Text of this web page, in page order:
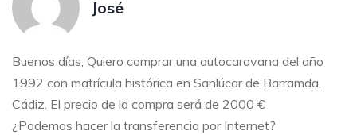
José
Buenos días, Quiero comprar una autocaravana del año
1992 con matrícula histórica en Sanlúcar de Barramda,
Cádiz. El precio de la compra será de 2000 €
¿Podemos hacer la transferencia por Internet?